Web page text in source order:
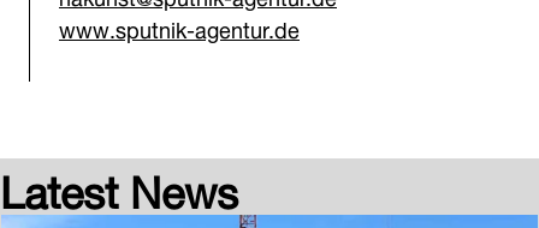
www.sputnik-agentur.de
Latest News